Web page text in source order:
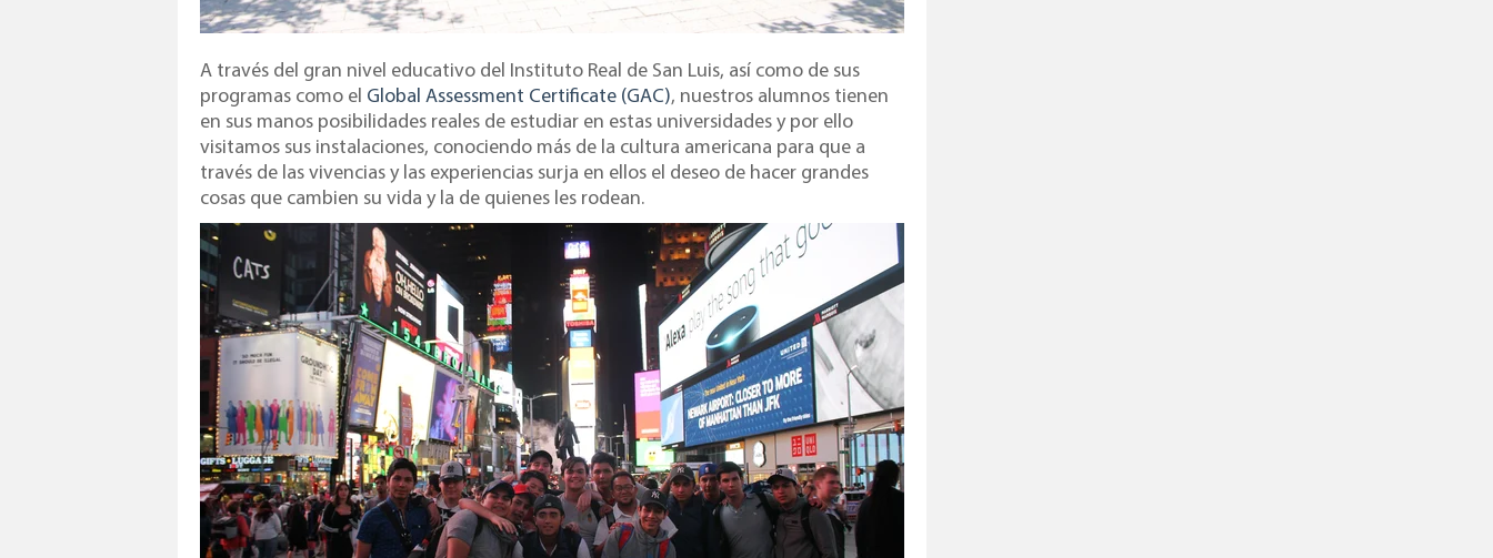
A través del gran nivel educativo del Instituto Real de San Luis, así como de sus
programas como el Global Assessment Certificate (GAC), nuestros alumnos tienen
en sus manos posibilidades reales de estudiar en estas universidades y por ello
visitamos sus instalaciones, conociendo más de la cultura americana para que a
través de las vivencias y las experiencias surja en ellos el deseo de hacer grandes
cosas que cambien su vida y la de quienes les rodean.